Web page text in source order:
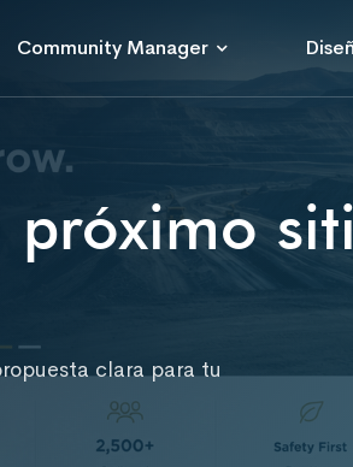
Community Manager
próximo
clara para tu